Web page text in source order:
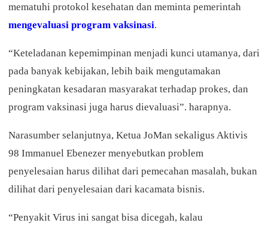
mematuhi protokol kesehatan dan meminta pemerintah
mengevaluasi program vaksinasi.
“Keteladanan kepemimpinan menjadi kunci utamanya, dari
pada banyak kebijakan, lebih baik mengutamakan
peningkatan kesadaran masyarakat terhadap prokes, dan
program vaksinasi juga harus dievaluasi”. harapnya.
Narasumber selanjutnya, Ketua JoMan sekaligus Aktivis
98 Immanuel Ebenezer menyebutkan problem
penyelesaian harus dilihat dari pemecahan masalah, bukan
dilihat dari penyelesaian dari kacamata bisnis.
“Penyakit Virus ini sangat bisa dicegah, kalau